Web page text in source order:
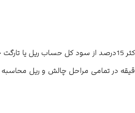
در بروکر های کمیسیون‌دار، تریدر می‌تواند حداکثر
در تمامی مراحل چالش و ریل محاسبه